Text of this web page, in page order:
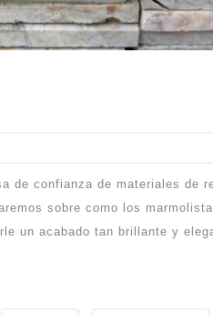
de confianza de materiales de
sobre como los
un acabado tan brillante y